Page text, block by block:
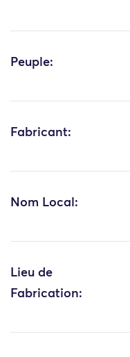
Peuple:
Fabricant:
Nom Local:
Lieu de
Fabrication: